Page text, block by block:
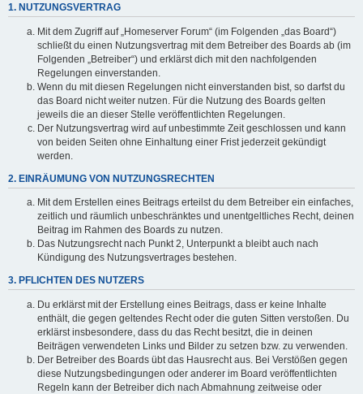
1. NUTZUNGSVERTRAG
Mit dem Zugriff auf „Homeserver Forum“ (im Folgenden „das Board“)
schließt du einen Nutzungsvertrag mit dem Betreiber des Boards ab (im
Folgenden „Betreiber“) und erklärst dich mit den nachfolgenden
Regelungen einverstanden.
Wenn du mit diesen Regelungen nicht einverstanden bist, so darfst du
das Board nicht weiter nutzen. Für die Nutzung des Boards gelten
jeweils die an dieser Stelle veröffentlichten Regelungen.
Der Nutzungsvertrag wird auf unbestimmte Zeit geschlossen und kann
von beiden Seiten ohne Einhaltung einer Frist jederzeit gekündigt
werden.
2. EINRÄUMUNG VON NUTZUNGSRECHTEN
Mit dem Erstellen eines Beitrags erteilst du dem Betreiber ein einfaches,
zeitlich und räumlich unbeschränktes und unentgeltliches Recht, deinen
Beitrag im Rahmen des Boards zu nutzen.
Das Nutzungsrecht nach Punkt 2, Unterpunkt a bleibt auch nach
Kündigung des Nutzungsvertrages bestehen.
3. PFLICHTEN DES NUTZERS
Du erklärst mit der Erstellung eines Beitrags, dass er keine Inhalte
enthält, die gegen geltendes Recht oder die guten Sitten verstoßen. Du
erklärst insbesondere, dass du das Recht besitzt, die in deinen
Beiträgen verwendeten Links und Bilder zu setzen bzw. zu verwenden.
Der Betreiber des Boards übt das Hausrecht aus. Bei Verstößen gegen
diese Nutzungsbedingungen oder anderer im Board veröffentlichten
Regeln kann der Betreiber dich nach Abmahnung zeitweise oder